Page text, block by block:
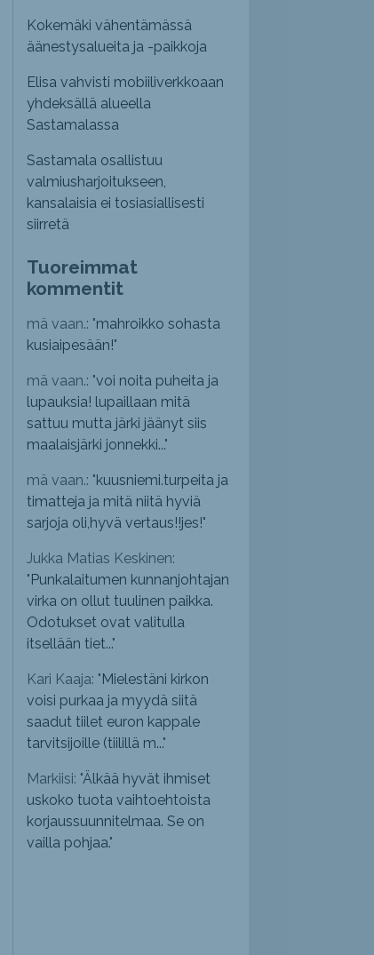
Kokemäki vähentämässä
äänestysalueita ja -paikkoja
Elisa vahvisti mobiiliverkkoaan
yhdeksällä alueella
Sastamalassa
Sastamala osallistuu
valmiusharjoitukseen,
kansalaisia ei tosiasiallisesti
siirretä
Tuoreimmat
kommentit
mä vaan.: "mahroikko sohasta
kusiaipesään!"
mä vaan.: "voi noita puheita ja
lupauksia! lupaillaan mitä
sattuu mutta järki jäänyt siis
maalaisjärki jonnekki..."
mä vaan.: "kuusniemi.turpeita ja
timatteja ja mitä niitä hyviä
sarjoja oli,hyvä vertaus!!jes!"
Jukka Matias Keskinen:
" Punkalaitumen kunnanjohtajan
virka on ollut tuulinen paikka.
Odotukset ovat valitulla
itsellään tiet..."
Kari Kaaja: " Mielestäni kirkon
voisi purkaa ja myydä siitä
saadut tiilet euron kappale
tarvitsijoille (tiilillä m..."
Markiisi: "Älkää hyvät ihmiset
uskoko tuota vaihtoehtoista
korjaussuunnitelmaa. Se on
vailla pohjaa."